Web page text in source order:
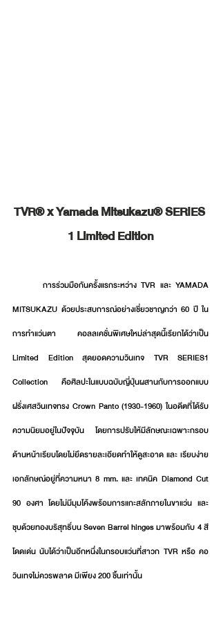
TVR® x Yamada Mitsukazu® SERIES
1 Limited Edition
       การร่วมมือกันครั้งแรกระหว่าง TVR และ YAMADA
MITSUKAZU ด้วยประสบการณ์อย่างเชี่ยวชาญกว่า 60 ปี ใน
การทำแว่นตา คอลลเคชั่นพิเศษใหม่ล่าสุดนี้เรียกได้ว่าเป็น
Limited Edition สุดยอดความวินเทจ TVR SERIES1
Collection คือศิลปะในแบบฉบับญี่ปุ่นผสานกับการออกแบบ
ฝรั่งเศสวินเทจทรง Crown Panto (1930-1960) ในอดีตที่ได้รับ
ความนิยมอยู่ในปัจจุบัน โดยการปรับให้มีลักษณะเฉพาะกรอบ
ด้านหน้าเรียบโดยไม่ยึดรายละเอียดทำให้ดูสะอาด และ เรียบง่าย
เอกลักษณ์อยู่ที่ความหนา 8 mm. และ เทคนิค Diamond Cut
90 องศา โดยไม่มีมุมโค้งพร้อมการแกะสลักภายในขาแว่น และ
ชุบด้วยทองบริสุทธิ์บน Seven Barrel hinges มาพร้อมกับ 4 สี
โดดเด่น นับได้ว่าเป็นอีกหนึ่งในกรอบแว่นที่สาวก TVR หรือ คอ
วินเทจไม่ควรพลาด มีเพียง 200 ชิ้นเท่านั้น